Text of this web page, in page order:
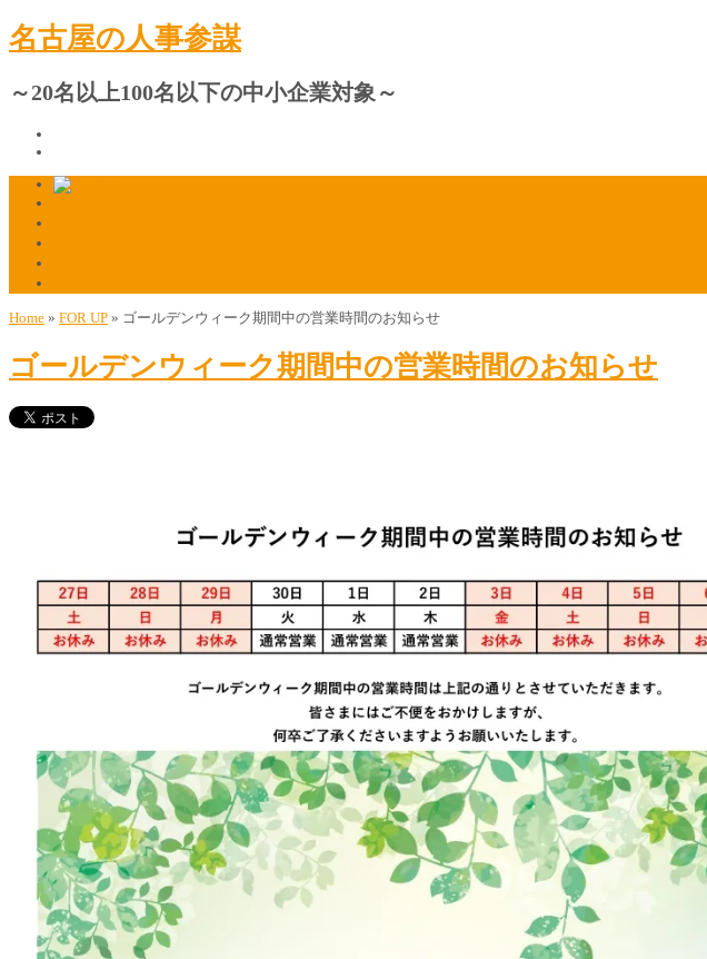
名古屋の人事参謀
～20名以上100名以下の中小企業対象～
Home » FOR UP » ゴールデンウィーク期間中の営業時間のお知らせ
ゴールデンウィーク期間中の営業時間のお知らせ